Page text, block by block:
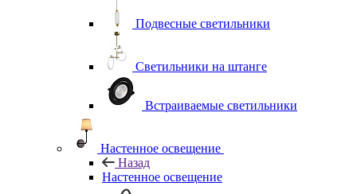
Подвесные светильники
Светильники на штанге
Встраиваемые светильники
Настенное освещение
Назад
Настенное освещение